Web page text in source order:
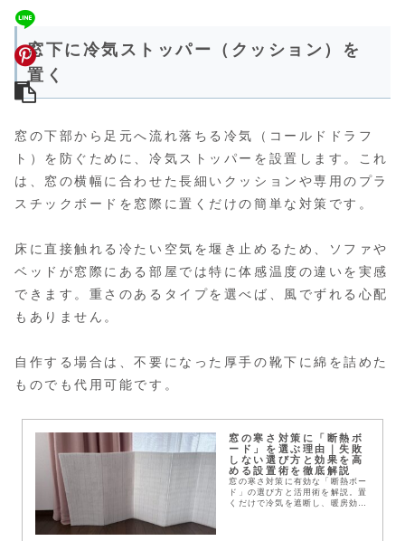
窓下に冷気ストッパー（クッション）を
置く
窓の下部から足元へ流れ落ちる冷気（コールドドラフ
ト）を防ぐために、冷気ストッパーを設置します。これ
は、窓の横幅に合わせた長細いクッションや専用のプラ
スチックボードを窓際に置くだけの簡単な対策です。
床に直接触れる冷たい空気を堰き止めるため、ソファや
ベッドが窓際にある部屋では特に体感温度の違いを実感
できます。重さのあるタイプを選べば、風でずれる心配
もありません。
自作する場合は、不要になった厚手の靴下に綿を詰めた
ものでも代用可能です。
窓の寒さ対策に「断熱ボ
ード」を選ぶ理由｜失敗
しない選び方と効果を高
める設置術を徹底解説
窓の寒さ対策に有効な「断熱ボー
ド」の選び方と活用術を解説。置
くだけで冷気を遮断し、暖房効率